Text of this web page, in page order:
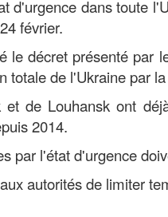
d'urgence dans toute
février.
le décret présenté par
totale de l'Ukraine par
et de Louhansk ont
2014.
par l'état d'urgence
autorités de limiter